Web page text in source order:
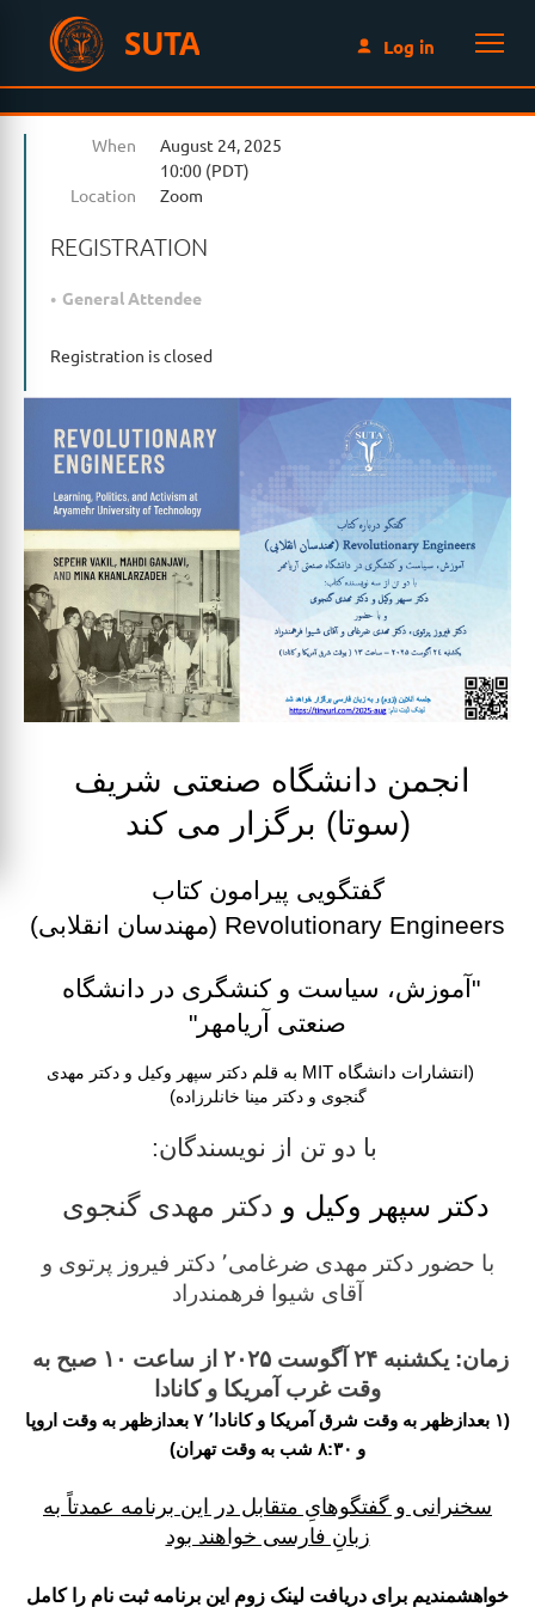
SUTA Log in
When
August 24, 2025
10:00 (PDT)
Location
Zoom
REGISTRATION
General Attendee
Registration is closed
(سوتا) برگزار می كند
گفتگويی پیرامون کتاب
Revolutionary Engineers (مهندسان انقلابی)
صنعتی آریامهر"
(انتشارات دانشگاه MIT به قلم دکتر سپهر وکیل و
گنجوی و دکتر مینا خانلرزاده)
با دو تن از نویسندگان:
دکتر سپهر وکیل و دکتر مهدی گنجوی
آقاى شيوا فرهمندراد
وقت غرب آمریکا و کانادا
(۱ بعدازظهر به وقت شرق آمریکا و کانادا٬ ۷ بعدازظهر به وقت اروپا
و ۸:۳۰ شب به وقت تهران)
سخنرانی و گفتگوهایِ متقابل در اين برنامه عمدتاً به
زبانِ فارسی خواهند بود
خواهشمندیم برای دریافت لینک زوم این برنامه ثبت نام را کامل